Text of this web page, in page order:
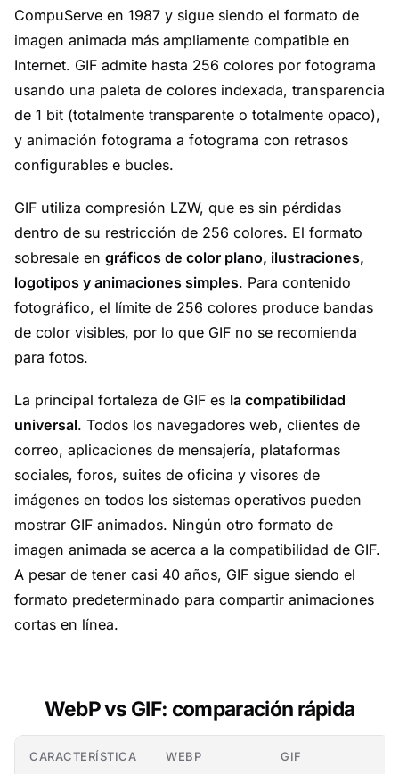
CompuServe en 1987 y sigue siendo el formato de
imagen animada más ampliamente compatible en
Internet. GIF admite hasta 256 colores por fotograma
usando una paleta de colores indexada, transparencia
de 1 bit (totalmente transparente o totalmente opaco),
y animación fotograma a fotograma con retrasos
configurables e bucles.
GIF utiliza compresión LZW, que es sin pérdidas
dentro de su restricción de 256 colores. El formato
sobresale en gráficos de color plano, ilustraciones,
logotipos y animaciones simples. Para contenido
fotográfico, el límite de 256 colores produce bandas
de color visibles, por lo que GIF no se recomienda
para fotos.
La principal fortaleza de GIF es la compatibilidad
universal. Todos los navegadores web, clientes de
correo, aplicaciones de mensajería, plataformas
sociales, foros, suites de oficina y visores de
imágenes en todos los sistemas operativos pueden
mostrar GIF animados. Ningún otro formato de
imagen animada se acerca a la compatibilidad de GIF.
A pesar de tener casi 40 años, GIF sigue siendo el
formato predeterminado para compartir animaciones
cortas en línea.
WebP vs GIF: comparación rápida
CARACTERÍSTICA WEBP GIF